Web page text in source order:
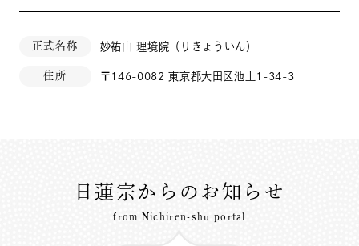
正式名称 妙祐山 理境院（りきょういん）
住所 〒146-0082 東京都大田区池上1-34-3
日蓮宗からのお知らせ
from Nichiren-shu portal